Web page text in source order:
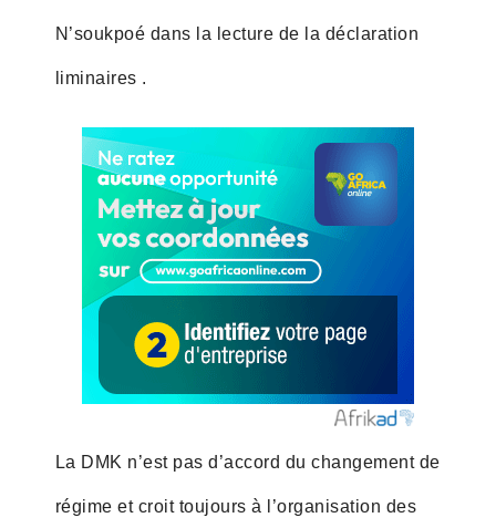
N’soukpoé dans la lecture de la déclaration
liminaires .
La DMK n’est pas d’accord du changement de
régime et croit toujours à l’organisation des